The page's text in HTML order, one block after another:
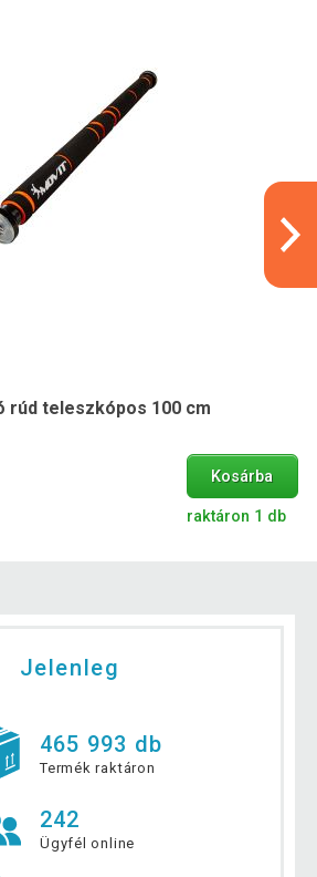
rúd teleszkópos 100 cm
Kosárba
raktáron 1 db
Jelenleg
465 993 db
Termék raktáron
242
Ügyfél online